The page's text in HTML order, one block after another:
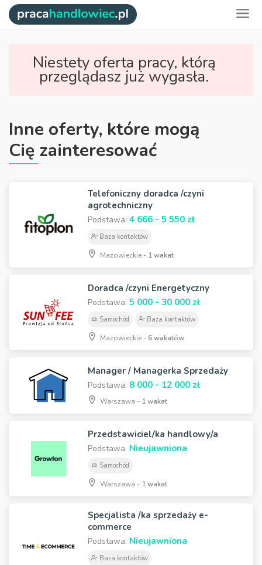
Niestety oferta pracy, którą
przeglądasz już wygasła.
Inne oferty, które mogą
Cię zainteresować
Telefoniczny doradca /czyni
agrotechniczny
Podstawa: 4 666 - 5 550 zł
Baza kontaktów
Mazowieckie - 1 wakat
Doradca /czyni Energetyczny
Podstawa: 5 000 - 30 000 zł
Samochód Baza kontaktów
Mazowieckie - 6 wakatów
Manager / Managerka Sprzedaży
Podstawa: 8 000 - 12 000 zł
Warszawa - 1 wakat
Przedstawiciel/ka handlowy/a
Podstawa: Nieujawniona
Samochód
Warszawa - 1 wakat
Specjalista /ka sprzedaży e-
commerce
Podstawa: Nieujawniona
Baza kontaktów